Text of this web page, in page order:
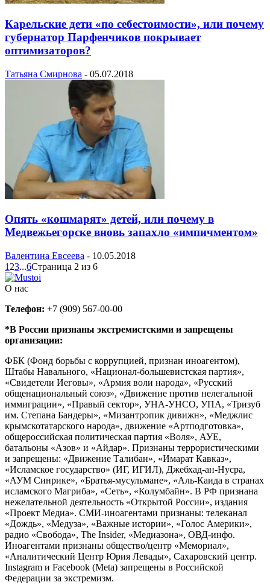
Карельские дети «по себестоимости», или почему
губернатор Парфенчиков покрывает
оптимизаторов?
Татьяна Смирнова - 05.07.2018
Опять «кошмарят» детей, или почему в
Медвежьегорске вновь запахло «импичментом»
Валентина Евсеева - 10.05.2018
1 23...6Страница 2 из 6
О нас
Телефон: +7 (909) 567-00-00
*В России признаны экстремистскими и запрещены
организации:
ФБК (Фонд борьбы с коррупцией, признан иноагентом),
Штабы Навального, «Национал-большевистская партия»,
«Свидетели Иеговы», «Армия воли народа», «Русский
общенациональный союз», «Движение против нелегальной
иммиграции», «Правый сектор», УНА-УНСО, УПА, «Тризуб
им. Степана Бандеры», «Мизантропик дивижн», «Меджлис
крымскотатарского народа», движение «Артподготовка»,
общероссийская политическая партия «Воля», АУЕ,
батальоны «Азов» и «Айдар». Признаны террористическими
и запрещены: «Движение Талибан», «Имарат Кавказ»,
«Исламское государство» (ИГ, ИГИЛ), Джебхад-ан-Нусра,
«АУМ Синрике», «Братья-мусульмане», «Аль-Каида в странах
исламского Магриба», «Сеть», «Колумбайн». В РФ признана
нежелательной деятельность «Открытой России», издания
«Проект Медиа». СМИ-иноагентами признаны: телеканал
«Дождь», «Медуза», «Важные истории», «Голос Америки»,
радио «Свобода», The Insider, «Медиазона», ОВД-инфо.
Иноагентами признаны общество/центр «Мемориал»,
«Аналитический Центр Юрия Левады», Сахаровский центр.
Instagram и Facebook (Metа) запрещены в Российской
Федерации за экстремизм.